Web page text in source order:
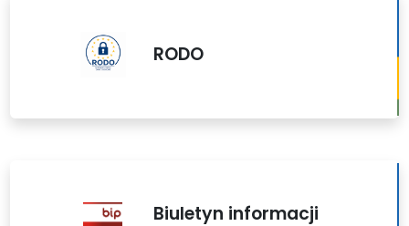
RODO
Biuletyn informacji